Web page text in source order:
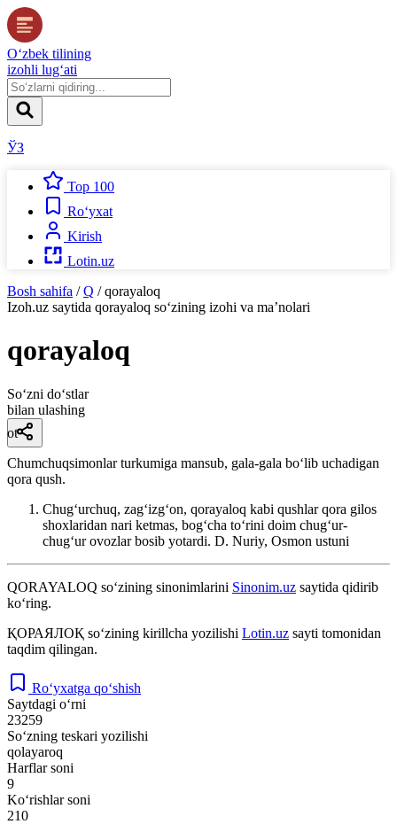
O‘zbek tilining
izohli lug‘ati
ЎЗ
Top 100
Ro‘yxat
Kirish
Lotin.uz
Bosh sahifa / Q / qorayaloq
Izoh.uz saytida qorayaloq so‘zining izohi va ma’nolari
qorayaloq
So‘zni do‘stlar
bilan ulashing
ot
Chumchuqsimonlar turkumiga mansub, gala-gala boʻlib uchadigan
qora qush.
Chugʻurchuq, zagʻizgʻon, qorayaloq kabi qushlar qora gilos
shoxlaridan nari ketmas, bogʻcha toʻrini doim chugʻur-
chugʻur ovozlar bosib yotardi. D. Nuriy, Osmon ustuni
QORAYALOQ so‘zining sinonimlarini Sinonim.uz saytida qidirib
ko‘ring.
ҚОРАЯЛОҚ so‘zining kirillcha yozilishi Lotin.uz sayti tomonidan
taqdim qilingan.
Ro‘yxatga qo‘shish
Saytdagi o‘rni
23259
So‘zning teskari yozilishi
qolayaroq
Harflar soni
9
Ko‘rishlar soni
210